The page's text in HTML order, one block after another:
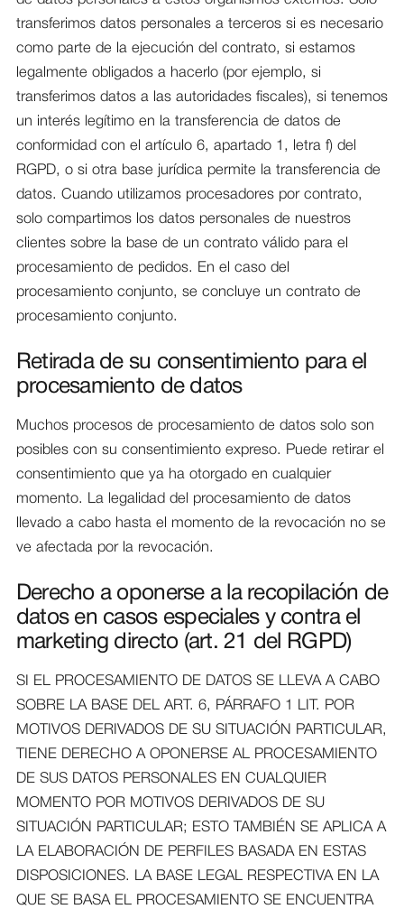
transferimos datos personales a terceros si es necesario
como parte de la ejecución del contrato, si estamos
legalmente obligados a hacerlo (por ejemplo, si
transferimos datos a las autoridades fiscales), si tenemos
un interés legítimo en la transferencia de datos de
conformidad con el artículo 6, apartado 1, letra f) del
RGPD, o si otra base jurídica permite la transferencia de
datos. Cuando utilizamos procesadores por contrato,
solo compartimos los datos personales de nuestros
clientes sobre la base de un contrato válido para el
procesamiento de pedidos. En el caso del
procesamiento conjunto, se concluye un contrato de
procesamiento conjunto.
Retirada de su consentimiento para el
procesamiento de datos
Muchos procesos de procesamiento de datos solo son
posibles con su consentimiento expreso. Puede retirar el
consentimiento que ya ha otorgado en cualquier
momento. La legalidad del procesamiento de datos
llevado a cabo hasta el momento de la revocación no se
ve afectada por la revocación.
Derecho a oponerse a la recopilación de
datos en casos especiales y contra el
marketing directo (art. 21 del RGPD)
SI EL PROCESAMIENTO DE DATOS SE LLEVA A CABO
SOBRE LA BASE DEL ART. 6, PÁRRAFO 1 LIT. POR
MOTIVOS DERIVADOS DE SU SITUACIÓN PARTICULAR,
TIENE DERECHO A OPONERSE AL PROCESAMIENTO
DE SUS DATOS PERSONALES EN CUALQUIER
MOMENTO POR MOTIVOS DERIVADOS DE SU
SITUACIÓN PARTICULAR; ESTO TAMBIÉN SE APLICA A
LA ELABORACIÓN DE PERFILES BASADA EN ESTAS
DISPOSICIONES. LA BASE LEGAL RESPECTIVA EN LA
QUE SE BASA EL PROCESAMIENTO SE ENCUENTRA